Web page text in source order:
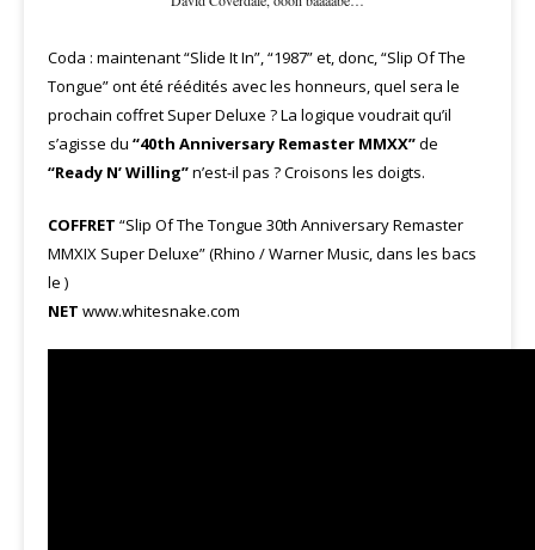
Coda : maintenant “Slide It In”, “1987” et, donc, “Slip Of The
Tongue” ont été réédités avec les honneurs, quel sera le
prochain coffret Super Deluxe ? La logique voudrait qu’il
s’agisse du “40th Anniversary Remaster MMXX”de
“Ready N’ Willing”n’est-il pas ? Croisons les doigts.
COFFRET “Slip Of The Tongue 30th Anniversary Remaster
MMXIX Super Deluxe” (Rhino / Warner Music, dans les bacs
le )
NET www.whitesnake.com